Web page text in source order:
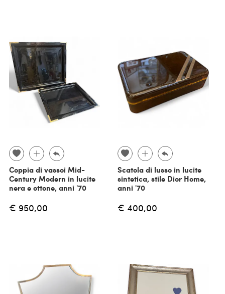
Coppia di vassoi Mid-
Century Modern in lucite
nera e ottone, anni '70
€ 950,00
Scatola di lusso in lucite
sintetica, stile Dior Home,
anni '70
€ 400,00